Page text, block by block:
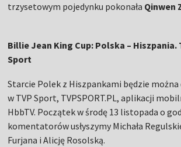
trzysetowym pojedynku pokonała Qinwen
Billie Jean King Cup: Polska – Hiszpania.
Sport
Starcie Polek z Hiszpankami będzie można
w TVP Sport, TVPSPORT.PL, aplikacji
HbbTV. Początek w środę 13 listopada o
komentatorów usłyszymy Michała
Furjana i Alicję Rosolską.